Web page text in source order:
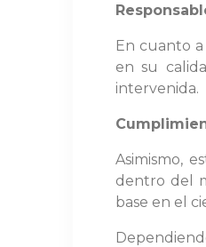
En cuanto
en su
intervenida.
Asimismo,
dentro del
base en el